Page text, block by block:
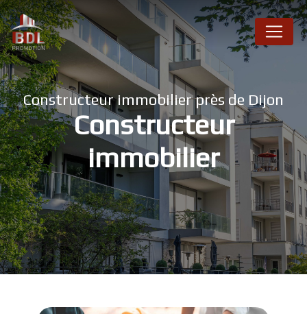
Constructeur immobilier près de Dijon
Constructeur
immobilier
Panneau de gestion des cookies